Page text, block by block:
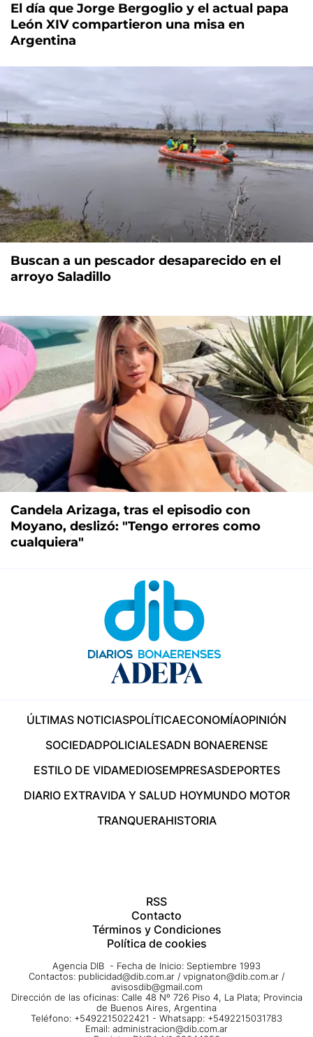
El día que Jorge Bergoglio y el actual papa
León XIV compartieron una misa en
Argentina
Buscan a un pescador desaparecido en el
arroyo Saladillo
Candela Arizaga, tras el episodio con
Moyano, deslizó: "Tengo errores como
cualquiera"
ÚLTIMAS NOTICIASPOLÍTICAECONOMÍAOPINIÓN
SOCIEDADPOLICIALESADN BONAERENSE
ESTILO DE VIDAMEDIOSEMPRESASDEPORTES
DIARIO EXTRAVIDA Y SALUD HOYMUNDO MOTOR
TRANQUERAHISTORIA
RSS
Contacto
Términos y Condiciones
Política de cookies
Agencia DIB - Fecha de Inicio: Septiembre 1993
Contactos: publicidad@dib.com.ar / vpignaton@dib.com.ar /
avisosdib@gmail.com
Dirección de las oficinas: Calle 48 Nº 726 Piso 4, La Plata; Provincia
de Buenos Aires, Argentina
Teléfono: +5492215022421 - Whatsapp: +5492215031783
Email: administracion@dib.com.ar